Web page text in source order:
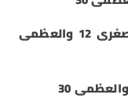
– درجات الحرارة فى سانت كاترين الصغرى 12 والعظمى